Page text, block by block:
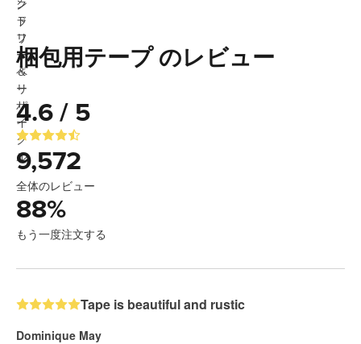
梱包用テープ のレビュー
4.6 / 5
9,572
全体のレビュー
88%
もう一度注文する
Tape is beautiful and rustic
Dominique May